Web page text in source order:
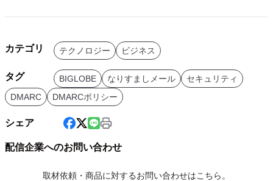
カテゴリ テクノロジー ビジネス
タグ BIGLOBE なりすましメール
セキュリティ
DMARC
DMARCポリシー
シェア
配信企業へのお問い合わせ
取材依頼・商品に対するお問い合わせはこちら。